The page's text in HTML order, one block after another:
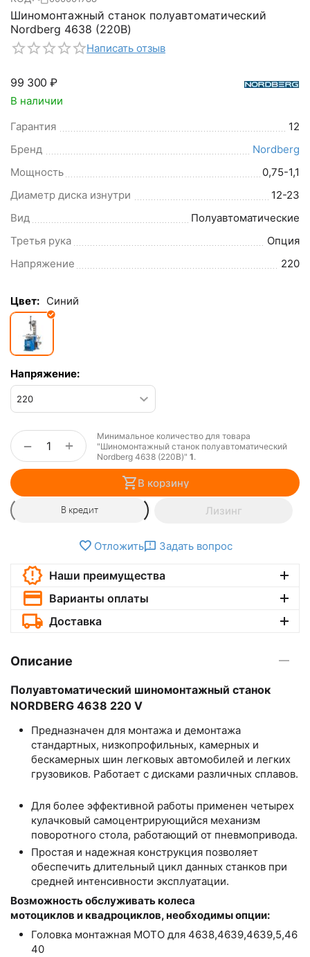
Шиномонтажный станок полуавтоматический
Nordberg 4638 (220В)
Написать отзыв
99 300 ₽
В наличии
Гарантия
12
Бренд
Nordberg
Мощность
0,75-1,1
Диаметр диска изнутри
12-23
Вид
Полуавтоматические
Третья рука
Опция
Напряжение
220
Цвет: Синий
Напряжение:
+
−
Минимальное количество для товара
"Шиномонтажный станок полуавтоматический
Nordberg 4638 (220В)" 1.
В корзину
В кредит Лизинг
Отложить Задать вопрос
Наши преимущества
Варианты оплаты
Доставка
Описание
Полуавтоматический шиномонтажный станок
NORDBERG 4638 220 V
Предназначен для монтажа и демонтажа
стандартных, низкопрофильных, камерных и
бескамерных шин легковых автомобилей и легких
грузовиков. Работает с дисками различных сплавов.
Для более эффективной работы применен четырех
кулачковый самоцентрирующийся механизм
поворотного стола, работающий от пневмопривода.
Простая и надежная конструкция позволяет
обеспечить длительный цикл данных станков при
средней интенсивности эксплуатации.
Возможность обслуживать колеса
мотоциклов и квадроциклов, необходимы опции:
Головка монтажная МОТО для 4638,4639,4639,5,46
40